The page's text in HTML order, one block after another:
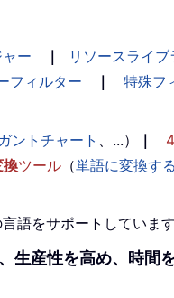
ー ｜ リソースライブ
フィルター ｜ 特殊フ
ガントチャート 、...） ｜
換ツール （単語に変換する
語をサポートしています
生産性を高め、時間